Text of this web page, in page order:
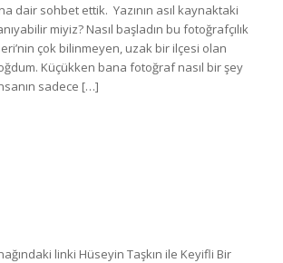
dair sohbet ettik. Yazının asıl kaynaktaki
miyiz? Nasıl başladın bu fotoğrafçılık
çok bilinmeyen, uzak bir ilçesi olan
Küçükken bana fotoğraf nasıl bir şey
sadece […]
linki Hüseyin Taşkın ile Keyifli Bir